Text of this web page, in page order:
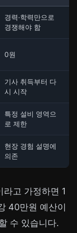
경력·학력만으로
경쟁해야 함
0원
기사 취득부터 다
시 시작
특정 설비 영역으
로 제한
현장 경험 설명에
의존
고 가정하면 1
40만원 예산이
수 있습니다.